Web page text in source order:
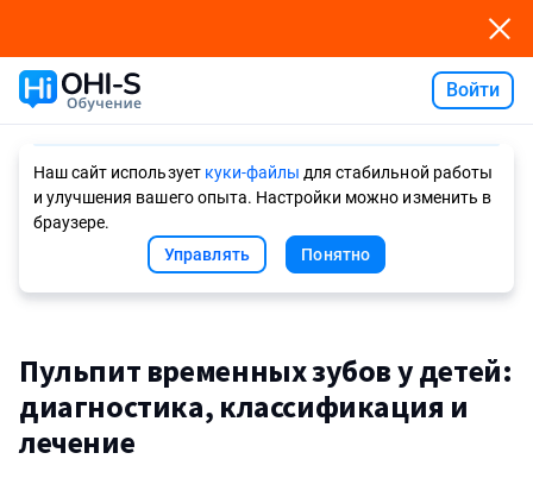
Войти
Наш сайт использует куки-файлы для стабильной работы
и улучшения вашего опыта. Настройки можно изменить в
браузере.
Управлять
Понятно
Пульпит временных зубов у детей:
диагностика, классификация и
лечение